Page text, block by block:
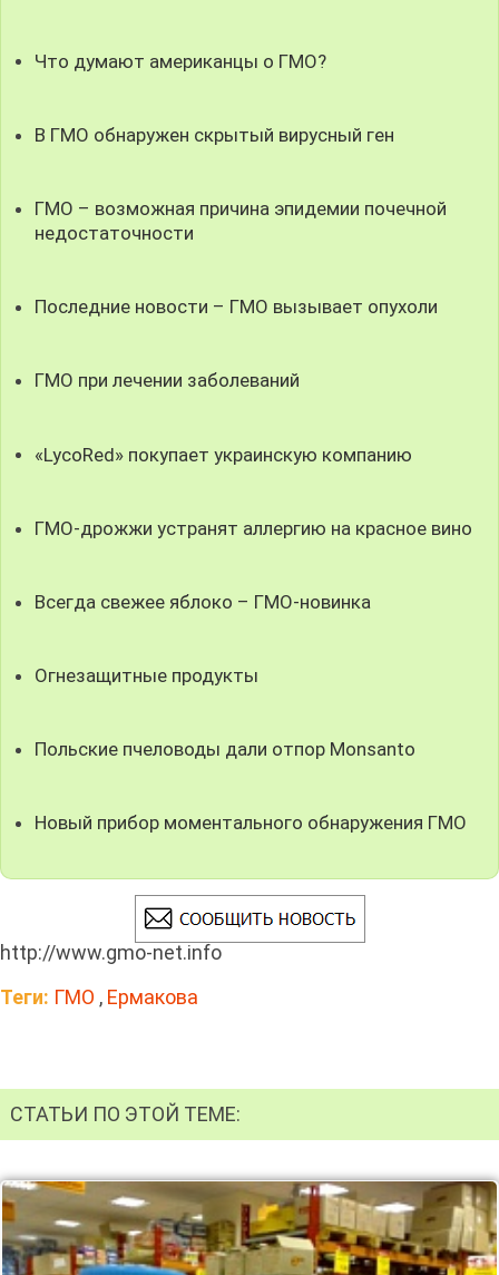
Что думают американцы о ГМО?
В ГМО обнаружен скрытый вирусный ген
ГМО – возможная причина эпидемии почечной
недостаточности
Последние новости – ГМО вызывает опухоли
ГМО при лечении заболеваний
«LycoRed» покупает украинскую компанию
ГМО-дрожжи устранят аллергию на красное вино
Всегда свежее яблоко – ГМО-новинка
Огнезащитные продукты
Польские пчеловоды дали отпор Monsanto
Новый прибор моментального обнаружения ГМО
http://www.gmo-net.info
Теги: ГМО , Ермакова
СТАТЬИ ПО ЭТОЙ ТЕМЕ: